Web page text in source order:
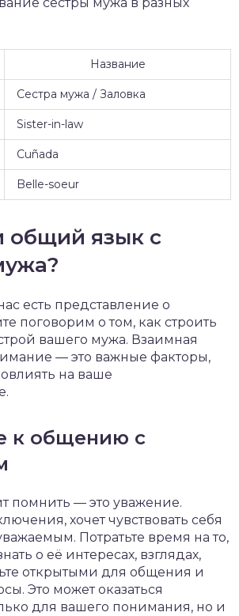
Название
Сестра мужа / Заловка
Sister-in-law
Cuñada
Belle-soeur
общий язык с
есть представление о
поговорим о том, как строить
вашего мужа. Взаимная
— это важные факторы,
на ваше
к общению с
помнить — это уважение.
хочет чувствовать себя
Потратьте время на то,
о её интересах, взглядах,
открытыми для общения и
Это может оказаться
для вашего понимания, но и